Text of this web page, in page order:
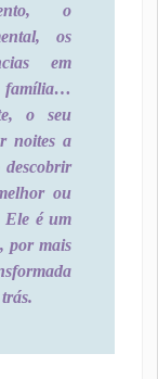
o
os
em
família…
o seu
noites a
ou
Ele é um
por mais